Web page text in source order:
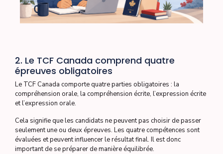
2. Le TCF Canada comprend quatre
épreuves obligatoires
Le TCF Canada comporte quatre parties obligatoires : la
compréhension orale, la compréhension écrite, l’expression écrite
et l’expression orale.
Cela signifie que les candidats ne peuvent pas choisir de passer
seulement une ou deux épreuves. Les quatre compétences sont
évaluées et peuvent influencer le résultat final. Il est donc
important de se préparer de manière équilibrée.